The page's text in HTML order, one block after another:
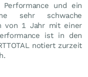
Performance und ein
sehr schwache
von 1 Jahr mit einer
ist in den
notiert zurzeit